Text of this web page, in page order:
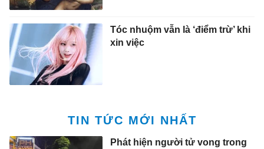
Tóc nhuộm vẫn là ‘điểm trừ’ khi
xin việc
TIN TỨC MỚI NHẤT
Phát hiện người tử vong trong